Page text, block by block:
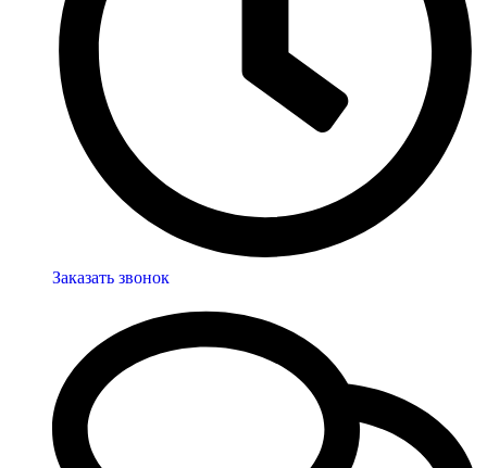
Заказать звонок